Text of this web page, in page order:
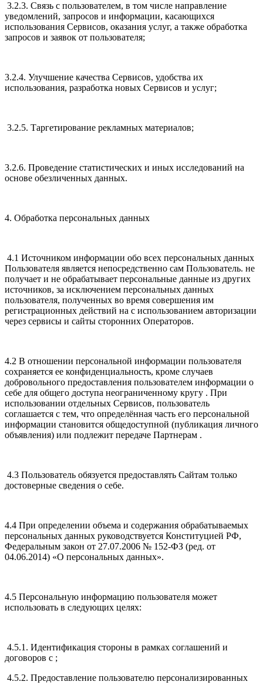
3.2.3. Связь с пользователем, в том числе направление
уведомлений, запросов и информации, касающихся
использования Сервисов, оказания услуг, а также обработка
запросов и заявок от пользователя;
3.2.4. Улучшение качества Сервисов, удобства их
использования, разработка новых Сервисов и услуг;
3.2.5. Таргетирование рекламных материалов;
3.2.6. Проведение статистических и иных исследований на
основе обезличенных данных.
4. Обработка персональных данных
4.1 Источником информации обо всех персональных данных
Пользователя является непосредственно сам Пользователь. не
получает и не обрабатывает персональные данные из других
источников, за исключением персональных данных
пользователя, полученных во время совершения им
регистрационных действий на с использованием авторизации
через сервисы и сайты сторонних Операторов.
4.2 В отношении персональной информации пользователя
сохраняется ее конфиденциальность, кроме случаев
добровольного предоставления пользователем информации о
себе для общего доступа неограниченному кругу . При
использовании отдельных Сервисов, пользователь
соглашается с тем, что определённая часть его персональной
информации становится общедоступной (публикация личного
объявления) или подлежит передаче Партнерам .
4.3 Пользователь обязуется предоставлять Сайтам только
достоверные сведения о себе.
4.4 При определении объема и содержания обрабатываемых
персональных данных руководствуется Конституцией РФ,
Федеральным закон от 27.07.2006 № 152-ФЗ (ред. от
04.06.2014) «О персональных данных».
4.5 Персональную информацию пользователя может
использовать в следующих целях:
4.5.1. Идентификация стороны в рамках соглашений и
договоров с ;
4.5.2. Предоставление пользователю персонализированных